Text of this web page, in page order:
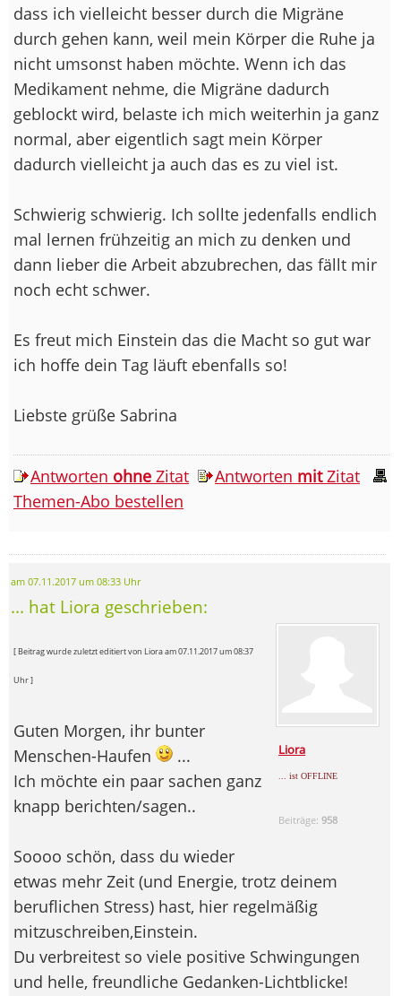
dass ich vielleicht besser durch die Migräne
durch gehen kann, weil mein Körper die Ruhe ja
nicht umsonst haben möchte. Wenn ich das
Medikament nehme, die Migräne dadurch
geblockt wird, belaste ich mich weiterhin ja ganz
normal, aber eigentlich sagt mein Körper
dadurch vielleicht ja auch das es zu viel ist.
Schwierig schwierig. Ich sollte jedenfalls endlich
mal lernen frühzeitig an mich zu denken und
dann lieber die Arbeit abzubrechen, das fällt mir
noch echt schwer.
Es freut mich Einstein das die Macht so gut war
ich hoffe dein Tag läuft ebenfalls so!
Liebste grüße Sabrina
Antworten ohne Zitat Antworten mitZitat
Themen-Abo bestellen
am 07.11.2017 um 08:33 Uhr
... hat Liora geschrieben:
Liora
... ist OFFLINE
Beiträge:958
[ Beitrag wurde zuletzt editiert von Liora am 07.11.2017 um 08:37
Uhr ]
Guten Morgen, ihr bunter
Menschen-Haufen
...
Ich möchte ein paar sachen ganz
knapp berichten/sagen..
Soooo schön, dass du wieder
etwas mehr Zeit (und Energie, trotz deinem
beruflichen Stress) hast, hier regelmäßig
mitzuschreiben,Einstein.
Du verbreitest so viele positive Schwingungen
und helle, freundliche Gedanken-Lichtblicke!